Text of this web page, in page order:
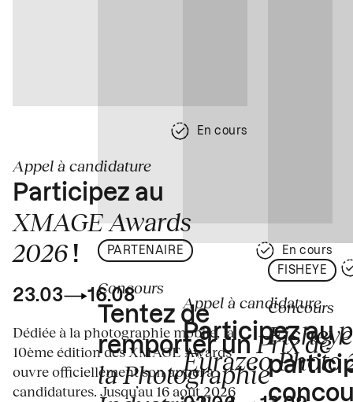
En cours
Appel à candidature
Participez au
XMAGE Awards
2026 !
23.03 16.08
Dédiée à la photographie mobile, la
10ème édition des XMAGE Awards
ouvre officiellement son appel à
candidatures. Jusqu’au 16 août 2026
PARTENAIRE En cours
Concours
Tentez de
remporter unPrix de
la Photographie
Appel à candidature
Participez au
Eurazeo Photo
FISHEYE
Concours
Fisheye